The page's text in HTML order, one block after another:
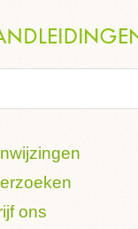
ons